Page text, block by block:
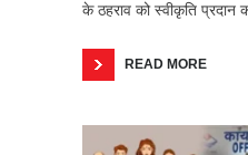
के ठहराव को स्वीकृति
READ MORE